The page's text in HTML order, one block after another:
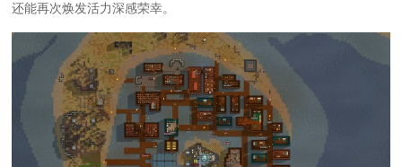
还能再次焕发活力深感荣幸。